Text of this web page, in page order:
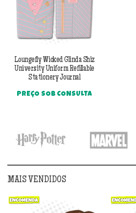
Loungefly Wicked Glinda Shiz
University Uniform Refillable
Stationery Journal
PREÇO SOB CONSULTA
MAIS VENDIDOS